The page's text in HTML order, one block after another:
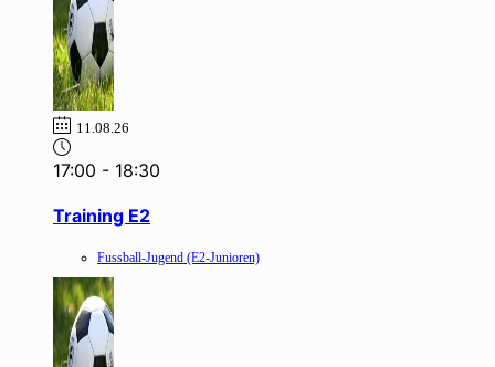
11.08.26
17:00 - 18:30
Training E2
Fussball-Jugend (E2-Junioren)